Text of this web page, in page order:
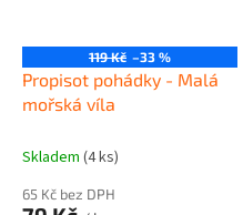
119 Kč –33 %
Propisot pohádky - Malá
mořská víla
Skladem (4 ks)
65 Kč bez DPH